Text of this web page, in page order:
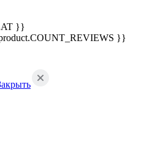
}}
}}